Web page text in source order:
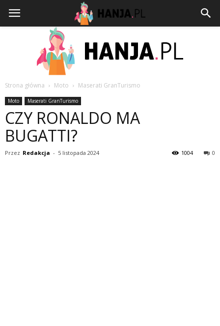
Strona główna Moto Maserati GranTurismo
Moto Maserati GranTurismo
CZY RONALDO MA
BUGATTI?
Przez Redakcja - 5 listopada 2024 0
1004